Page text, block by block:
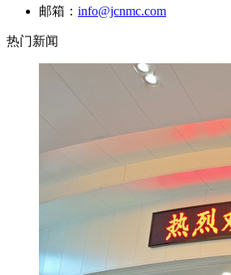
邮箱： info@jcnmc.com
热门新闻